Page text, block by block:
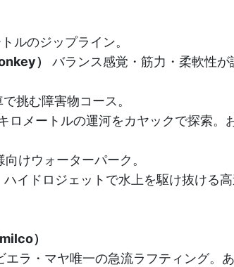
ルのジップライン。
）
バランス感覚・筋力・柔軟性
挑む障害物コース。
ロメートルの運河をカヤックで探索。
向けウォーターパーク。
ハイドロジェットで水上を駆け抜ける
）
エラ・マヤ唯一の急流ラフティング。